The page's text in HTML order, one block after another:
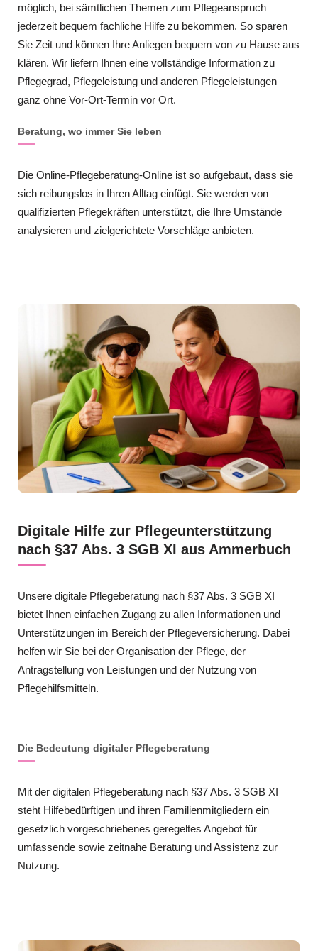
möglich, bei sämtlichen Themen zum Pflegeanspruch
jederzeit bequem fachliche Hilfe zu bekommen. So sparen
Sie Zeit und können Ihre Anliegen bequem von zu Hause aus
klären. Wir liefern Ihnen eine vollständige Information zu
Pflegegrad, Pflegeleistung und anderen Pflegeleistungen –
ganz ohne Vor-Ort-Termin vor Ort.
Beratung, wo immer Sie leben
Die Online-Pflegeberatung-Online ist so aufgebaut, dass sie
sich reibungslos in Ihren Alltag einfügt. Sie werden von
qualifizierten Pflegekräften unterstützt, die Ihre Umstände
analysieren und zielgerichtete Vorschläge anbieten.
Digitale Hilfe zur Pflegeunterstützung
nach §37 Abs. 3 SGB XI aus Ammerbuch
Unsere digitale Pflegeberatung nach §37 Abs. 3 SGB XI
bietet Ihnen einfachen Zugang zu allen Informationen und
Unterstützungen im Bereich der Pflegeversicherung. Dabei
helfen wir Sie bei der Organisation der Pflege, der
Antragstellung von Leistungen und der Nutzung von
Pflegehilfsmitteln.
Die Bedeutung digitaler Pflegeberatung
Mit der digitalen Pflegeberatung nach §37 Abs. 3 SGB XI
steht Hilfebedürftigen und ihren Familienmitgliedern ein
gesetzlich vorgeschriebenes geregeltes Angebot für
umfassende sowie zeitnahe Beratung und Assistenz zur
Nutzung.